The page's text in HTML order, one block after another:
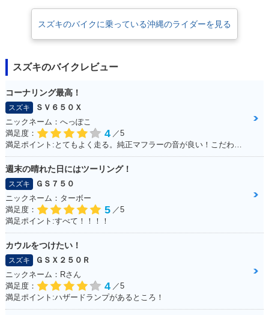
スズキのバイクに乗っている沖縄のライダーを見る
スズキのバイクレビュー
コーナリング最高！
スズキ
ＳＶ６５０Ｘ
ニックネーム：へっぽこ
満足度：
4 ／5
満足ポイント:とてもよく走る。純正マフラーの音が良い！こだわりはへっぽこステッカー！
週末の晴れた日にはツーリング！
スズキ
ＧＳ７５０
ニックネーム：ターボー
満足度：
5 ／5
満足ポイント:すべて！！！！
カウルをつけたい！
スズキ
ＧＳＸ２５０Ｒ
ニックネーム：Rさん
満足度：
4 ／5
満足ポイント:ハザードランプがあるところ！